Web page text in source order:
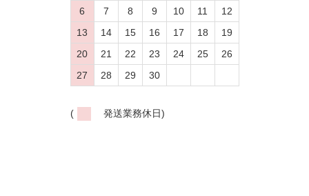
6
7 8 9 10 11
12
13
14 15 16 17 18
19
20
21 22 23 24 25
26
27
28 29 30
( 発送業務休日)